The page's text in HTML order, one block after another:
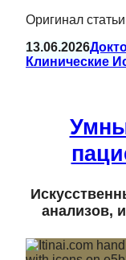
Оригинал
13.06.2026
Клинические
анализов,